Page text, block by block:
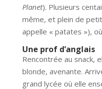
Planet). Plusieurs
même, et plein de
appelle « patates »),
Une prof d’anglais
Rencontrée au snack,
blonde, avenante.
grand lycée où elle